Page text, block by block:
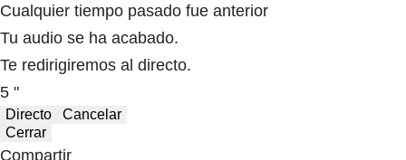
Cualquier tiempo pasado fue anterior
Tu audio se ha acabado.
Te redirigiremos al directo.
5 "
Directo
Cancelar
Cerrar
Compartir